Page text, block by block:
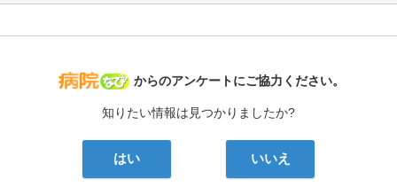
病院なび
からのアンケートにご協力ください。
知りたい情報は見つかりましたか?
はい いいえ